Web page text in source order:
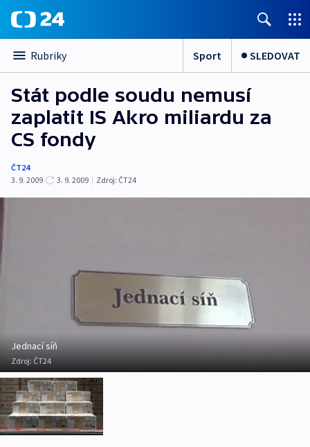
Rubriky Sport SLEDOVAT
Stát podle soudu nemusí
zaplatit IS Akro miliardu za
CS fondy
ČT24
3. 9. 2009
3. 9. 2009 | Zdroj: ČT24
Jednací síň
Zdroj: ČT24